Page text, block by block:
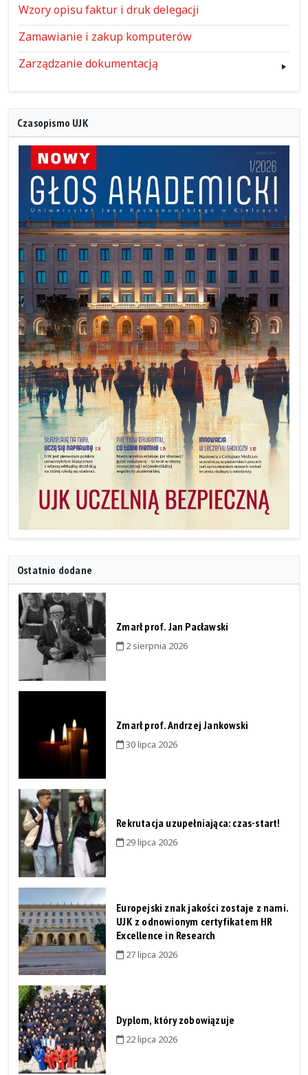
Wzory opisu faktur i druk delegacji
Zamawianie i zakup komputerów
Zarządzanie dokumentacją
Czasopismo UJK
Ostatnio dodane
Zmarł prof. Jan Pacławski
2 sierpnia 2026
Zmarł prof. Andrzej Jankowski
30 lipca 2026
Rekrutacja uzupełniająca: czas-start!
29 lipca 2026
Europejski znak jakości zostaje z nami.
UJK z odnowionym certyfikatem HR
Excellence in Research
27 lipca 2026
Dyplom, który zobowiązuje
22 lipca 2026